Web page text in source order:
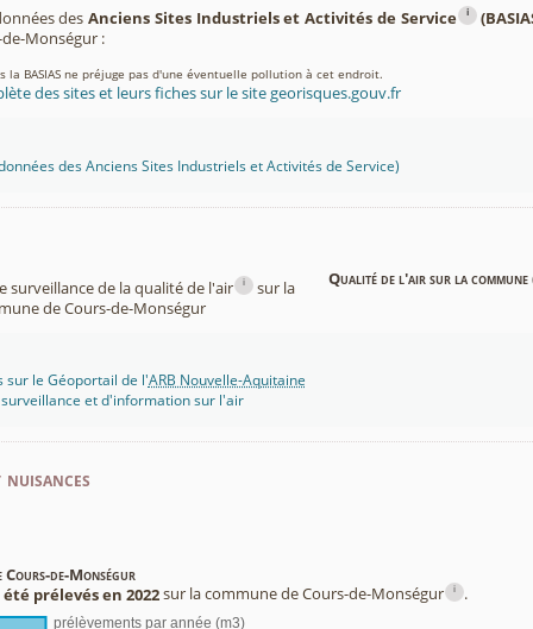
desAnciens Sites Industriels et Activités de Service i
Monségur :
BASIAS ne préjuge pas d'une éventuelle pollution à cet endroit.
des sites et leurs fiches sur le site georisques.gouv.fr
des Anciens Sites Industriels et Activités de Service)
surveillance de la qualité de l'air i
sur la
de Cours-de-Monségur
Qualité de l'air sur la commune
sur le Géoportail de l'ARB Nouvelle-Aquitaine
surveillance et d'information sur l'air
Cours-de-Monségur
prélevés en 2022sur la commune de Cours-de-Monségur i .